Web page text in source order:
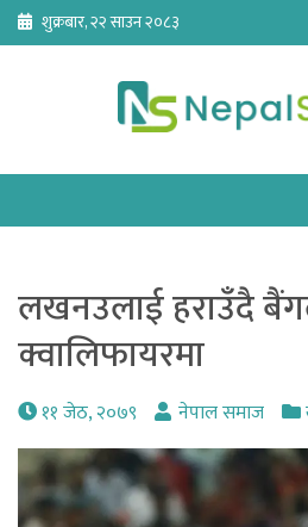
Skip
content
शुक्रबार, २२ साउन २०८३
लखनउलाई हराउँदै
क्वालिफायरमा
११ जेठ, २०७९ नेपाल समाज